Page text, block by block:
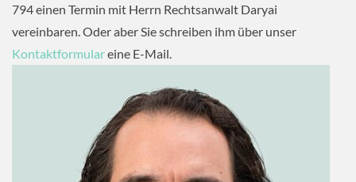
794 einen Termin mit Herrn Rechtsanwalt Daryai
vereinbaren. Oder aber Sie schreiben ihm über unser
Kontaktformulareine E-Mail.